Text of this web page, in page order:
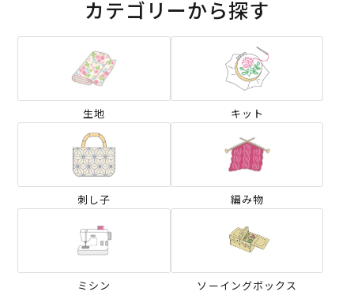
カテゴリーから探す
生地 キット
刺し子 編み物
ミシン ソーイングボックス